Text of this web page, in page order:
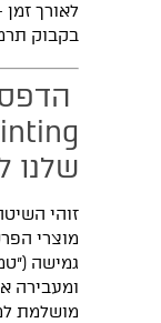
לאורך
בקבוק
שלנו
זוהי
מוצרי
גמישה
ומעבירה
מושלמת